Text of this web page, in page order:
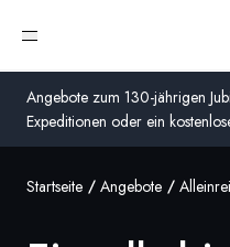
Angebote zum 130-jährigen
Expeditionen oder ein
Menü öffnen
Australien
Global
Startseite Angebote